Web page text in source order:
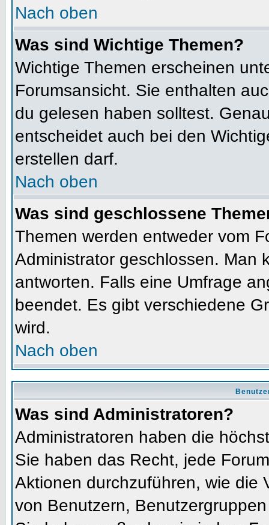
Nach oben
Was sind Wichtige Themen?
Wichtige Themen erscheinen
Forumsansicht. Sie enthalten
du gelesen haben solltest.
entscheidet auch bei den
erstellen darf.
Nach oben
Was sind geschlossene
Themen werden entweder vom
Administrator geschlossen. Man
antworten. Falls eine Umfrage
beendet. Es gibt verschiedene
wird.
Nach oben
Was sind Administratoren?
Administratoren haben die
Sie haben das Recht, jede
Aktionen durchzuführen, wie die
von Benutzern,